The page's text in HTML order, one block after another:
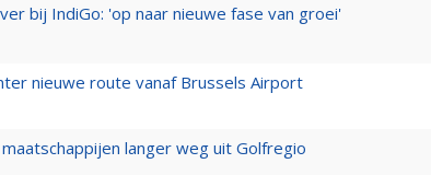
bij IndiGo: 'op naar nieuwe fase van groei'
nieuwe route vanaf Brussels Airport
langer weg uit Golfregio